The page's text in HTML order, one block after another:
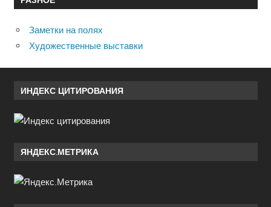
Заметки на полях
Художественные выставки
ИНДЕКС ЦИТИРОВАНИЯ
ЯНДЕКС.МЕТРИКА